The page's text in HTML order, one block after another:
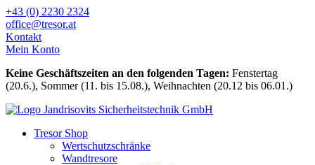
Zum
Inhalt
wechseln
+43 (0) 2230 2324
office@tresor.at
Kontakt
Mein Konto
Keine Geschäftszeiten an den folgenden Tagen: Fenstertag
(20.6.), Sommer (11. bis 15.08.), Weihnachten (20.12 bis 06.01.)
Tresor Shop
Wertschutzschränke
Wandtresore